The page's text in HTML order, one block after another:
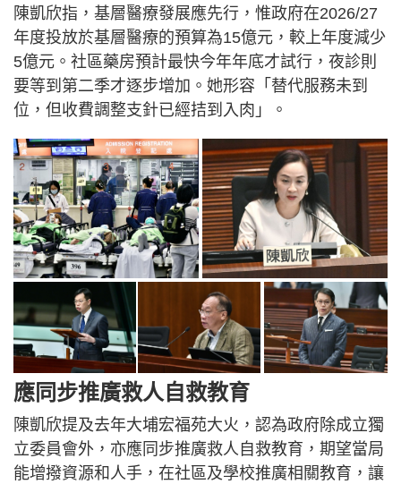
陳凱欣指，基層醫療發展應先行，惟政府在2026/27
年度投放於基層醫療的預算為15億元，較上年度減少
5億元。社區藥房預計最快今年年底才試行，夜診則
要等到第二季才逐步增加。她形容「替代服務未到
位，但收費調整支針已經拮到入肉」。
應同步推廣救人自救教育
陳凱欣提及去年大埔宏福苑大火，認為政府除成立獨
立委員會外，亦應同步推廣救人自救教育，期望當局
能增撥資源和人手，在社區及學校推廣相關教育，讓